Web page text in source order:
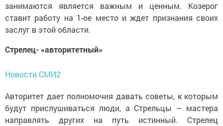
занимаются является важным и ценным. Козерог
ставит работу на 1-ое место и ждет признания своих
заслуг в этой области.
Стрелец- «авторитетный»
Новости СМИ2
Авторитет дает полномочия давать советы, к которым
будут прислушиваться люди, а Стрельцы – мастера
направлять других на путь истинный. Стрелец